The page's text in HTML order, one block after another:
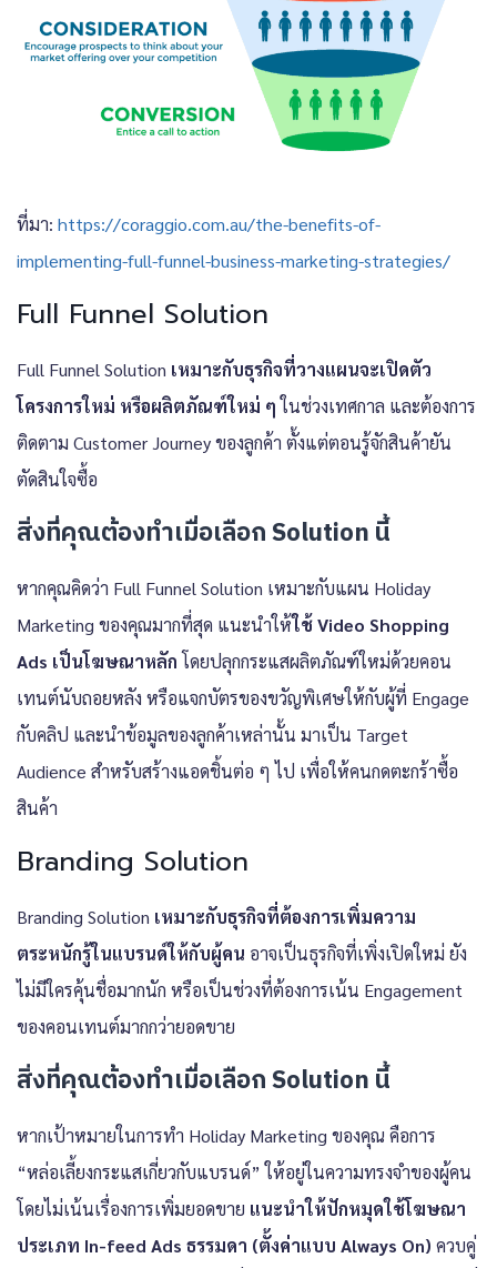
ที่มา: https://coraggio.com.au/the-benefits-of-
implementing-full-funnel-business-marketing-strategies/
Full Funnel Solution
Full Funnel Solution เหมาะกับธุรกิจที่วางแผนจะเปิดตัว
โครงการใหม่ หรือผลิตภัณฑ์ใหม่ ๆในช่วงเทศกาล และต้องการ
ติดตาม Customer Journey ของลูกค้า ตั้งแต่ตอนรู้จักสินค้ายัน
ตัดสินใจซื้อ
สิ่งที่คุณต้องทำเมื่อเลือก Solution นี้
หากคุณคิดว่า Full Funnel Solution เหมาะกับแผน Holiday
Marketing ของคุณมากที่สุด แนะนำให้ใช้ Video Shopping
Ads เป็นโฆษณาหลักโดยปลุกกระแสผลิตภัณฑ์ใหม่ด้วยคอน
เทนต์นับถอยหลัง หรือแจกบัตรของขวัญพิเศษให้กับผู้ที่ Engage
กับคลิป และนำข้อมูลของลูกค้าเหล่านั้น มาเป็น Target
Audience สำหรับสร้างแอดชิ้นต่อ ๆ ไป เพื่อให้คนกดตะกร้าซื้อ
สินค้า
Branding Solution
Branding Solution เหมาะกับธุรกิจที่ต้องการเพิ่มความ
ตระหนักรู้ในแบรนด์ให้กับผู้คน อาจเป็นธุรกิจที่เพิ่งเปิดใหม่ ยัง
ไม่มีใครคุ้นชื่อมากนัก หรือเป็นช่วงที่ต้องการเน้น Engagement
ของคอนเทนต์มากกว่ายอดขาย
สิ่งที่คุณต้องทำเมื่อเลือก Solution นี้
หากเป้าหมายในการทำ Holiday Marketing ของคุณ คือการ
“หล่อเลี้ยงกระแสเกี่ยวกับแบรนด์” ให้อยู่ในความทรงจำของผู้คน
โดยไม่เน้นเรื่องการเพิ่มยอดขาย แนะนำให้ปักหมุดใช้โฆษณา
ประเภท In-feed Ads ธรรมดา (ตั้งค่าแบบ Always On) ควบคู่